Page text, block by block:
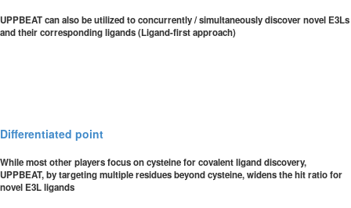
UPPBEAT can also be utilized to concurrently / simultaneously discover novel E3Ls
and their corresponding ligands (Ligand-first approach)
Differentiated point
While most other players focus on cysteine for covalent ligand discovery,
UPPBEAT, by targeting multiple residues beyond cysteine, widens the hit ratio for
novel E3L ligands